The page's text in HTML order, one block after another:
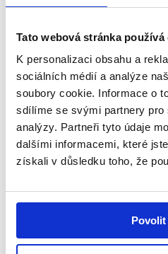
Tato webová stránka používá
K personalizaci obsahu a
sociálních médií a analýze
soubory cookie. Informace o
sdílíme se svými partnery pro
analýzy. Partneři tyto údaje
dalšími informacemi, které
získali v důsledku toho, že
Povolit
čtyřčlenná rodina –
jejich dvě dcery, Natálka...
Číst více
Příběhy